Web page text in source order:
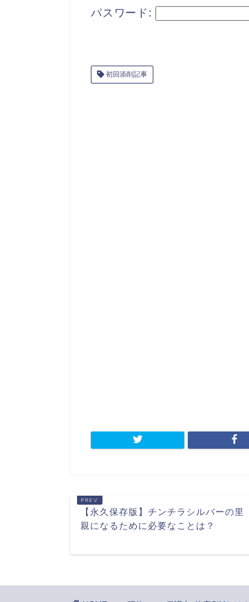
パスワード:
初回添削記事
【永久保存版】チンチラシルバーの里
親になるために必要なことは？